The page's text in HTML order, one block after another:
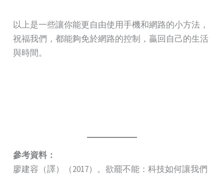
以上是一些讓你能更自由使用手機和網路的小方法，
祝福我們，都能夠免於網路的控制，贏回自己的生活
與時間。
參考資料：
廖建容（譯）（2017）。欲罷不能：科技如何讓我們